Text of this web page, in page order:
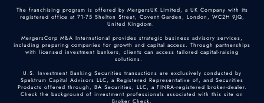
The franchising program is offered by MergersUK Limited, a UK Company with its
registered office at 71-75 Shelton Street, Covent Garden, London, WC2H 9JQ,
United Kingdom.
MergersCorp M&A International provides strategic business advisory services,
including preparing companies for growth and capital access. Through partnerships
with licensed investment bankers, clients can access tailored capital-raising
solutions.
U.S. Investment Banking Securities transactions are exclusively conducted by
Spektrum Capital Advisors LLC, a Registered Representative of, and Securities
Products offered through, BA Securities, LLC, a FINRA-registered broker-dealer.
Check the background of investment professionals associated with this site on
Broker Check